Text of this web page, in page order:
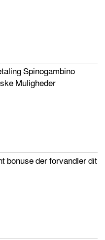
Spinogambino
Muligheder
bonuse der forvandler dit